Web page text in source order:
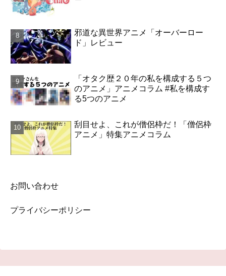
邪道な異世界アニメ「オーバーロー
ド」レビュー
「オタク歴２０年の私を構成する５つ
のアニメ」アニメコラム #私を構成す
る5つのアニメ
刮目せよ、これが僧侶枠だ！「僧侶枠
アニメ」特集アニメコラム
お問い合わせ
プライバシーポリシー